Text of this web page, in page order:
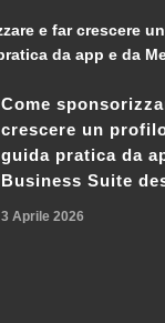
Come
crescere un
guida pratica da
Business Suite
3 Aprile 2026